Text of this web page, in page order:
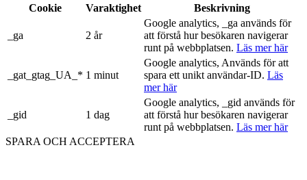
Cookie
Varaktighet Beskrivning
_ga 2 år
Google analytics, _ga används för
att förstå hur besökaren navigerar
runt på webbplatsen. Läs mer här
_gat_gtag_UA_* 1 minut
Google analytics, Används för att
spara ett unikt användar-ID. Läs
mer här
_gid 1 dag
Google analytics, _gid används för
att förstå hur besökaren navigerar
runt på webbplatsen. Läs mer här
SPARA OCH ACCEPTERA